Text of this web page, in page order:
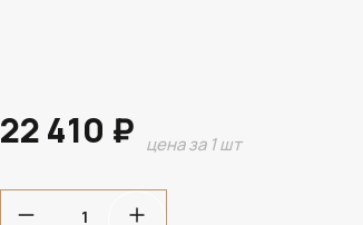
22 410 ₽ цена за 1 шт